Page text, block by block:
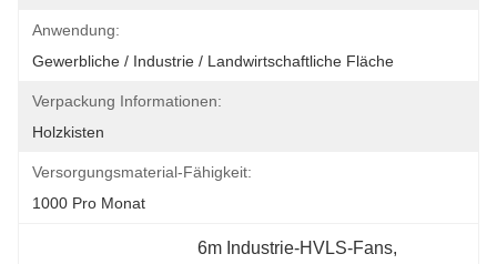
Anwendung:
Gewerbliche / Industrie / Landwirtschaftliche Fläche
Verpackung Informationen:
Holzkisten
Versorgungsmaterial-Fähigkeit:
1000 Pro Monat
6m Industrie-HVLS-Fans,